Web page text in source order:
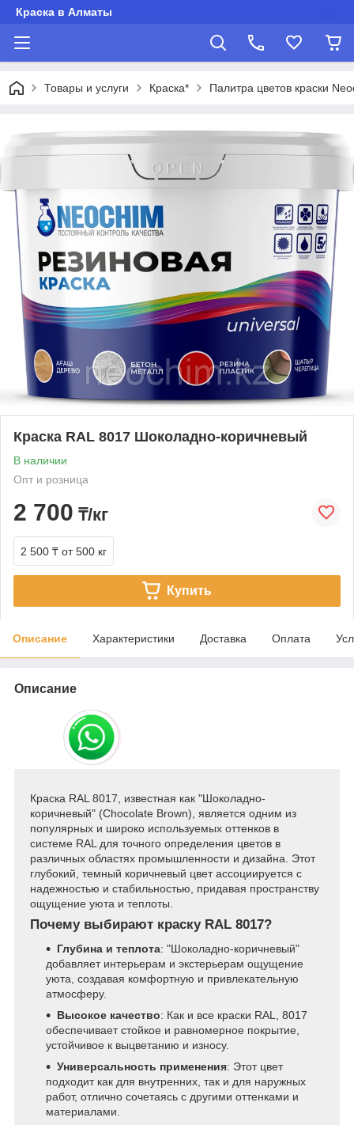
Краска в Алматы
Товары и услуги Краска* Палитра цветов краски
Краска RAL 8017 Шоколадно-коричневый
В наличии
Опт и розница
2 700 ₸/кг
2 500 ₸ от 500 кг
Купить
Описание Характеристики Доставка Оплата
Описание
Краска RAL 8017, известная как "Шоколадно-
коричневый" (Chocolate Brown), является одним из
популярных и широко используемых оттенков в
системе RAL для точного определения цветов в
различных областях промышленности и дизайна. Этот
глубокий, темный коричневый цвет ассоциируется с
надежностью и стабильностью, придавая пространству
ощущение уюта и теплоты.
Почему выбирают краску RAL 8017?
Глубина и теплота: "Шоколадно-коричневый"
добавляет интерьерам и экстерьерам ощущение
уюта, создавая комфортную и привлекательную
атмосферу.
Высокое качество: Как и все краски RAL, 8017
обеспечивает стойкое и равномерное покрытие,
устойчивое к выцветанию и износу.
Универсальность применения: Этот цвет
подходит как для внутренних, так и для наружных
работ, отлично сочетаясь с другими оттенками и
материалами.